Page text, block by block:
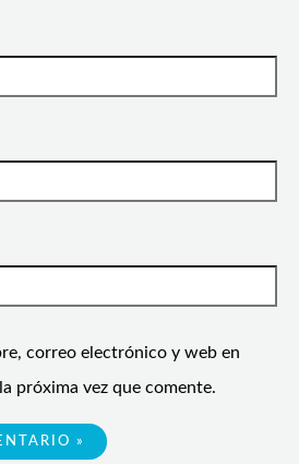
correo electrónico y web en
próxima vez que comente.